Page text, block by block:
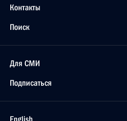
Контакты
Поиск
Для СМИ
Подписаться
English